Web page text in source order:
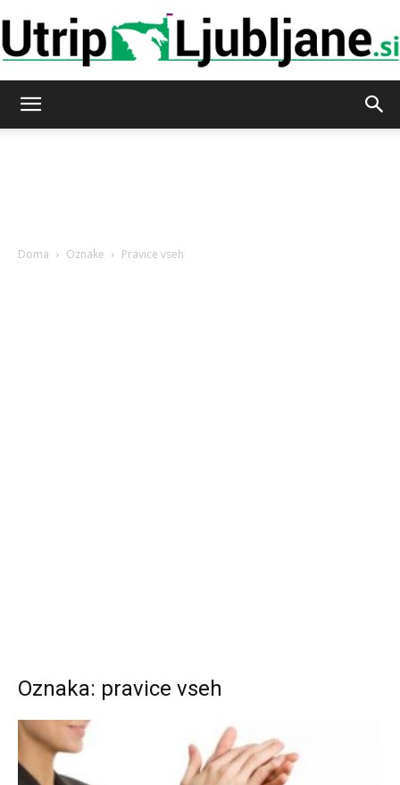
Doma Oznake Pravice vseh
Oznaka: pravice vseh